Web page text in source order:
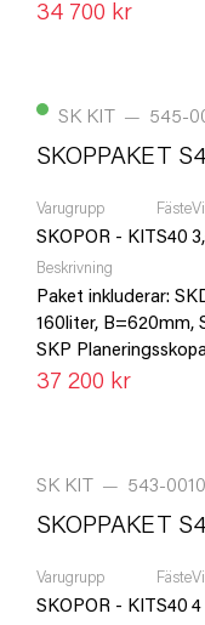
34 700 kr
SK KIT — 545-
SKOPPAKET
Varugrupp
SKOPOR - KIT
Fäste
S40
Beskrivning
Paket inkluderar:
160liter, B=620mm,
SKP
37 200 kr
SK KIT — 543-
SKOPPAKET
Varugrupp
SKOPOR - KIT
Fäste
S40 4